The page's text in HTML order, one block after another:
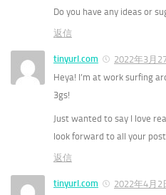
Do you have any ideas or
返信
tinyurl.com
2022年3月
Heya! I’m at work surfing
3gs!
Just wanted to say I love
look forward to all your
返信
tinyurl.com
2022年4月2